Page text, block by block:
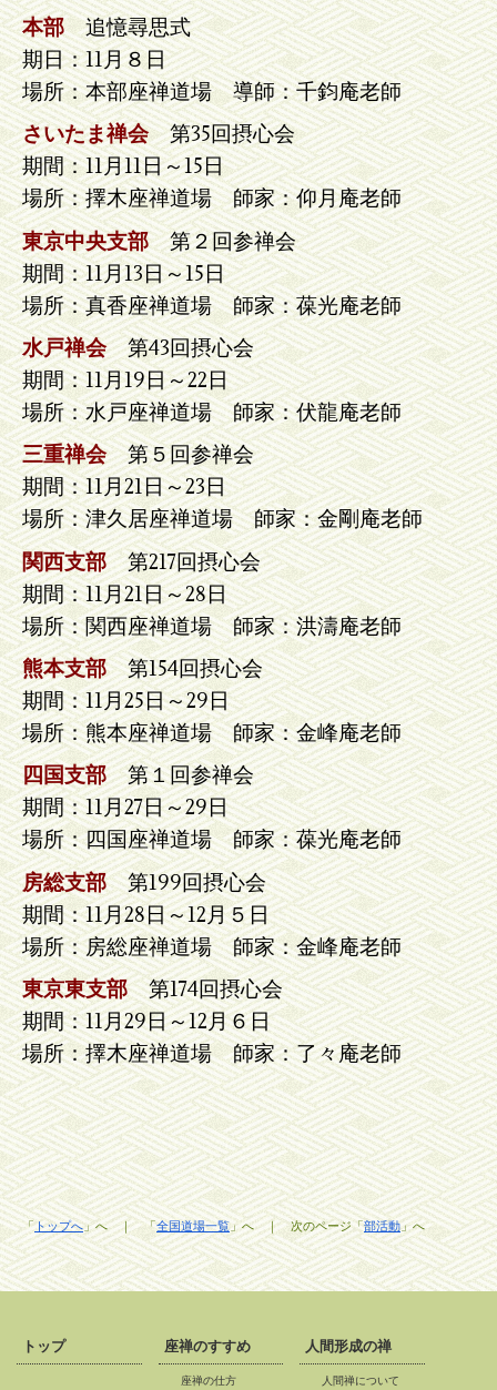
本部追憶尋思式
期日：11月８日
場所：本部座禅道場 導師：千鈞庵老師
さいたま禅会第35回摂心会
期間：11月11日～15日
場所：擇木座禅道場 師家：仰月庵老師
東京中央支部第２回参禅会
期間：11月13日～15日
場所：真香座禅道場 師家：葆光庵老師
水戸禅会第43回摂心会
期間：11月19日～22日
場所：水戸座禅道場 師家：伏龍庵老師
三重禅会第５回参禅会
期間：11月21日～23日
場所：津久居座禅道場 師家：金剛庵老師
関西支部第217回摂心会
期間：11月21日～28日
場所：関西座禅道場 師家：洪濤庵老師
熊本支部第154回摂心会
期間：11月25日～29日
場所：熊本座禅道場 師家：金峰庵老師
四国支部第１回参禅会
期間：11月27日～29日
場所：四国座禅道場 師家：葆光庵老師
房総支部第199回摂心会
期間：11月28日～12月５日
場所：房総座禅道場 師家：金峰庵老師
東京東支部第174回摂心会
期間：11月29日～12月６日
場所：擇木座禅道場 師家：了々庵老師
「トップへ」へ ｜ 「全国道場一覧」へ ｜ 次のページ「部活動」へ
トップ 座禅のすすめ
座禅の仕方
人間形成の禅
人間禅について